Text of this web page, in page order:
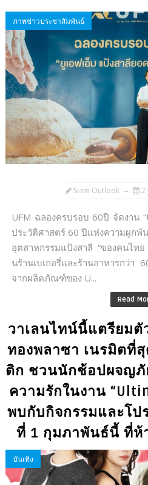
ภาพข่าวประชาสัมพันธ์
Siam Outlook 2
UFM ฉลองครบรอบ 60ปี จัดงาน
ประวัติศาสตร์ 60 ปีแห่งความผูก
อุตสาหกรรมแป้งสาลี “ของคนไท
นร้านเบเกอรี่และร้านอาหารกว่า
จากผลิตภัณฑ์ของ U...
Read
วาเลนไทน์นี้แตรียมตั
ทองพลาซา เนรมิตที่
ติก ชวนนักช้อปผจญ
ความรักในงาน
พบกับกิจกรรมและโ
ที่ 1 กุมภาพันธ์นี้ ที่ห้
บันเทิง